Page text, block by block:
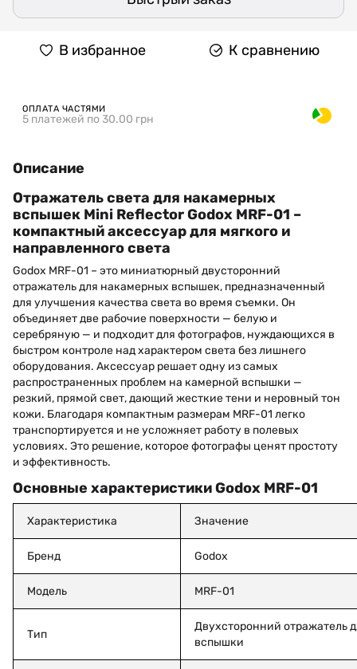
В избранное К сравнению
ОПЛАТА ЧАСТЯМИ
5 платежей по 30.00 грн
Описание
Отражатель света для накамерных
вспышек Mini Reflector Godox MRF-01 –
компактный аксессуар для мягкого и
направленного света
Godox MRF-01 – это миниатюрный двусторонний
отражатель для накамерных вспышек, предназначенный
для улучшения качества света во время съемки. Он
объединяет две рабочие поверхности — белую и
серебряную — и подходит для фотографов, нуждающихся в
быстром контроле над характером света без лишнего
оборудования. Аксессуар решает одну из самых
распространенных проблем на камерной вспышки —
резкий, прямой свет, дающий жесткие тени и неровный тон
кожи. Благодаря компактным размерам MRF-01 легко
транспортируется и не усложняет работу в полевых
условиях. Это решение, которое фотографы ценят простоту
и эффективность.
Основные характеристики Godox MRF-01
Характеристика Значение
Бренд Godox
Модель MRF-01
Тип
Двухсторонний отражатель
вспышки